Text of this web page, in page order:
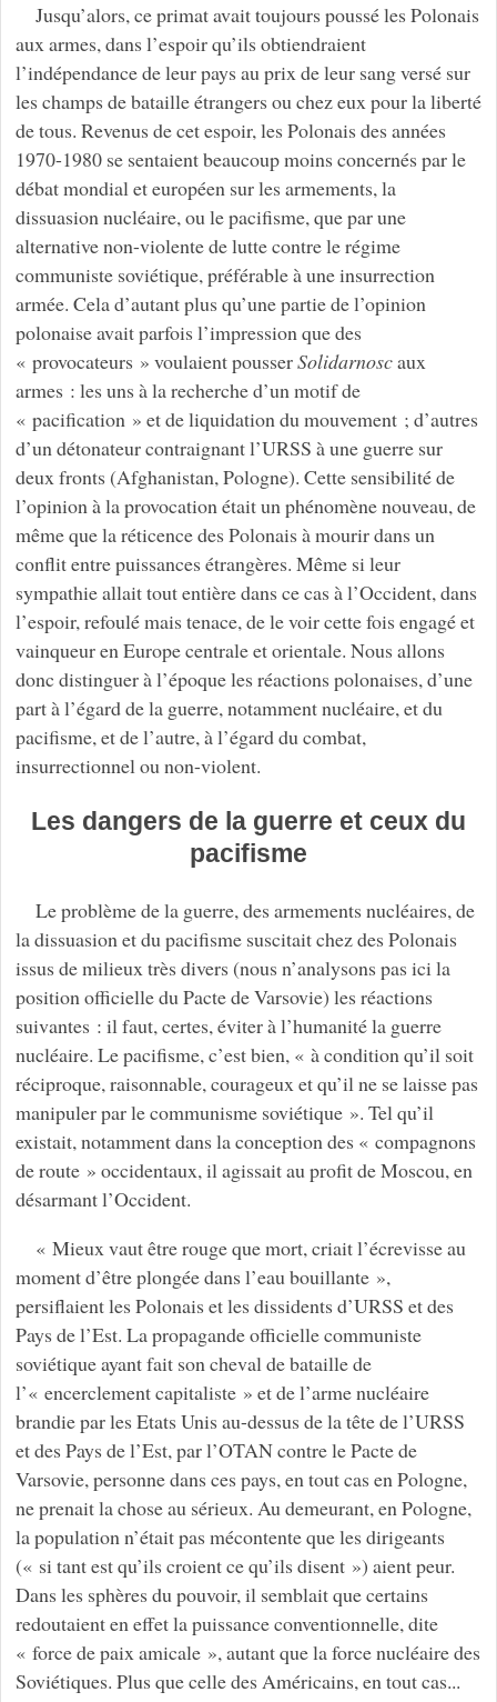
Jusqu’alors, ce primat avait toujours poussé les Polonais
aux armes, dans l’espoir qu’ils obtiendraient
l’indépendance de leur pays au prix de leur sang versé sur
les champs de bataille étrangers ou chez eux pour la liberté
de tous. Revenus de cet espoir, les Polonais des années
1970-1980 se sentaient beaucoup moins concernés par le
débat mondial et européen sur les armements, la
dissuasion nucléaire, ou le pacifisme, que par une
alternative non-violente de lutte contre le régime
communiste soviétique, préférable à une insurrection
armée. Cela d’autant plus qu’une partie de l’opinion
polonaise avait parfois l’impression que des
« provocateurs » voulaient pousserSolidarnoscaux
armes : les uns à la recherche d’un motif de
« pacification » et de liquidation du mouvement ; d’autres
d’un détonateur contraignant l’URSS à une guerre sur
deux fronts (Afghanistan, Pologne). Cette sensibilité de
l’opinion à la provocation était un phénomène nouveau, de
même que la réticence des Polonais à mourir dans un
conflit entre puissances étrangères. Même si leur
sympathie allait tout entière dans ce cas à l’Occident, dans
l’espoir, refoulé mais tenace, de le voir cette fois engagé et
vainqueur en Europe centrale et orientale. Nous allons
donc distinguer à l’époque les réactions polonaises, d’une
part à l’égard de la guerre, notamment nucléaire, et du
pacifisme, et de l’autre, à l’égard du combat,
insurrectionnel ou non-violent.
Les dangers de la guerre et ceux du
pacifisme
Le problème de la guerre, des armements nucléaires, de
la dissuasion et du pacifisme suscitait chez des Polonais
issus de milieux très divers (nous n’analysons pas ici la
position officielle du Pacte de Varsovie) les réactions
suivantes : il faut, certes, éviter à l’humanité la guerre
nucléaire. Le pacifisme, c’est bien, « à condition qu’il soit
réciproque, raisonnable, courageux et qu’il ne se laisse pas
manipuler par le communisme soviétique ». Tel qu’il
existait, notamment dans la conception des « compagnons
de route » occidentaux, il agissait au profit de Moscou, en
désarmant l’Occident.
« Mieux vaut être rouge que mort, criait l’écrevisse au
moment d’être plongée dans l’eau bouillante »,
persiflaient les Polonais et les dissidents d’URSS et des
Pays de l’Est. La propagande officielle communiste
soviétique ayant fait son cheval de bataille de
l’« encerclement capitaliste » et de l’arme nucléaire
brandie par les Etats Unis au-dessus de la tête de l’URSS
et des Pays de l’Est, par l’OTAN contre le Pacte de
Varsovie, personne dans ces pays, en tout cas en Pologne,
ne prenait la chose au sérieux. Au demeurant, en Pologne,
la population n’était pas mécontente que les dirigeants
(« si tant est qu’ils croient ce qu’ils disent ») aient peur.
Dans les sphères du pouvoir, il semblait que certains
redoutaient en effet la puissance conventionnelle, dite
« force de paix amicale », autant que la force nucléaire des
Soviétiques. Plus que celle des Américains, en tout cas...